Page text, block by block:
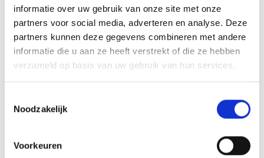
informatie over uw gebruik van onze site met onze
partners voor social media, adverteren en analyse. Deze
partners kunnen deze gegevens combineren met andere
informatie die u aan ze heeft verstrekt of die ze hebben
verzameld op basis van uw gebruik van hun services.
Noodzakelijk
Voorkeuren
Umbraco Webhooks
Umbraco Webhooks zijn meldingen die
automatisch worden verstuurd naar een
externe bestemming wanneer er iets
publiceren van content. Zo kun je een extern
laten weten dat er iets is aangepast. We